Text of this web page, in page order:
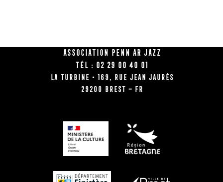
Association Penn Ar Jazz
Tél : 02 29 00 40 01
La Turbine • 169, rue Jean Jaurès
29200 BREST – FR